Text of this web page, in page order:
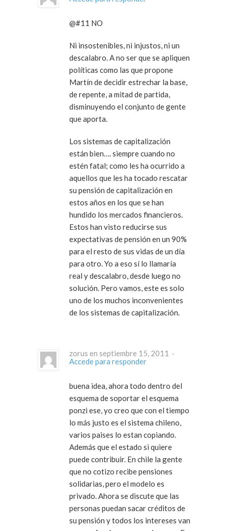
@#11 NO
Ni insostenibles, ni injustos, ni un
descalabro. A no ser que se apliquen
políticas como las que propone
Martín de decidir estrechar la base,
de repente, a mitad de partida,
disminuyendo el conjunto de gente
que aporta.
Los sistemas de capitalización
están bien…. siempre cuando no
estén fatal; como les ha ocurrido a
aquellos que les ha tocado rescatar
su pensión de capitalización en
estos años en los que se han
hundido los mercados financieros.
Estos han visto reducirse sus
expectativas de pensión en un 90%
para el resto de sus vidas de un día
para otro. Yo a eso sí lo llamaría
real y descalabro, desde luego no
solución. Pero vamos, este es solo
uno de los muchos inconvenientes
de los sistemas de capitalización.
zorus en septiembre 15, 2011 ·
Accede para responder
buena idea, ahora todo dentro del
esquema de soportar el esquema
ponzi ese, yo creo que con el tiempo
lo más justo es el sistema chileno,
varios paises lo estan copiando.
Además que el estado si quiere
puede contribuir. En chile la gente
que no cotizo recibe pensiones
solidarias, pero el modelo es
privado. Ahora se discute que las
personas puedan sacar créditos de
su pensión y todos los intereses van